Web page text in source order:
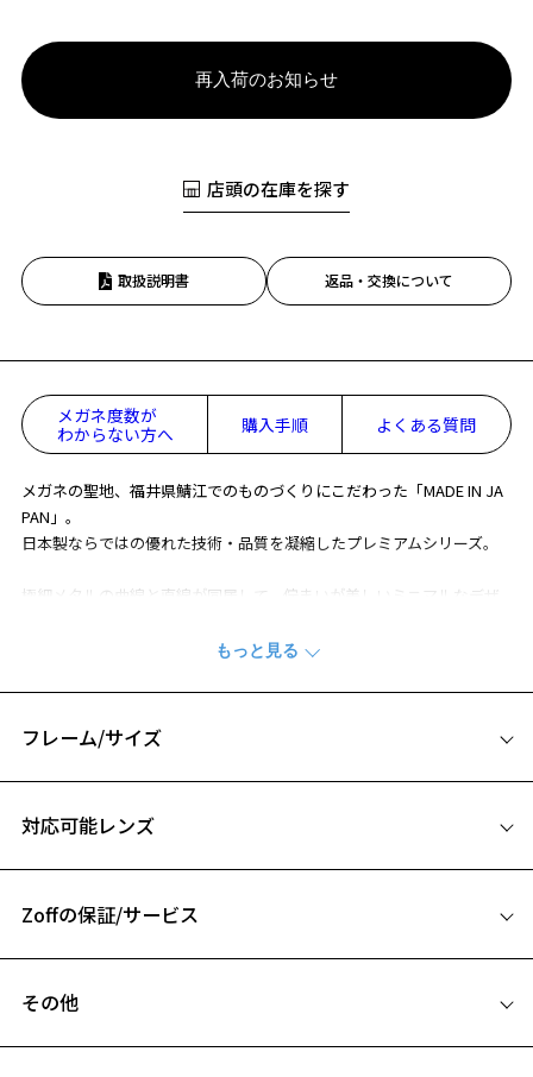
再入荷のお知らせ
店頭の在庫を探す
取扱説明書 返品・交換について
メガネ度数が
わからない方へ
購入手順 よくある質問
メガネの聖地、福井県鯖江でのものづくりにこだわった「MADE IN JA
PAN」。
日本製ならではの優れた技術・品質を凝縮したプレミアムシリーズ。
極細メタルの曲線と直線が同居して、佇まいが美しいミニマルなデザ
日本製ならではのディテールが随所に上品な輝きを放ちます。
※この商品はWEB限定で販売している商品になります。
※柄や色味の出方に個体差があり、画像と異なる場合がございます。
日本製シリーズ「MADE IN JAPAN」ページをみる
フレーム/サイズ
B ブリッジ(鼻部分)の横幅：20mm
対応可能レンズ
フレームとレンズの合計料金を知りたい方へ
Zoffの保証/サービス
その他